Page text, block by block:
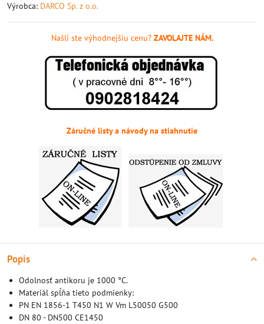
Výrobca: DARCO Sp. z o.o.
Našli ste výhodnejšiu cenu?ZAVOLAJTE NÁM.
Záručné listy a návody na stiahnutie
Popis
Odolnosť antikoru je 1000 °C.
Materiál spĺňa tieto podmienky:
PN EN 1856-1 T450 N1 W Vm L50050 G500
DN 80 - DN500 CE1450